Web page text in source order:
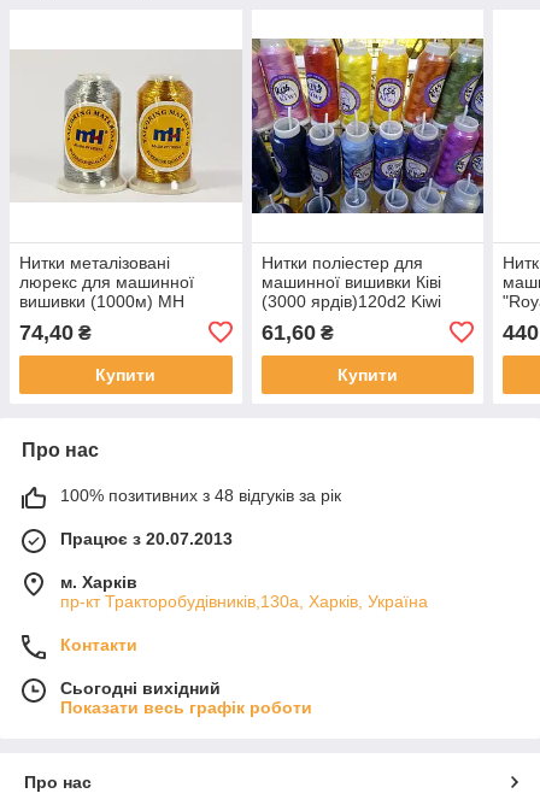
Нитки металізовані
люрекс для машинної
вишивки (1000м) MH
74,40 ₴
Купити
Нитки поліестер для
машинної вишивки Ківі
(3000 ярдів)120d2 Kiwi
61,60₴
Купити
440
Про нас
100% позитивних з 48 відгуків за рік
Працює з 20.07.2013
м. Харків
пр-кт Тракторобудівників,130а, Харків, Україна
Контакти
Сьогодні вихідний
Показати весь графік роботи
Про нас